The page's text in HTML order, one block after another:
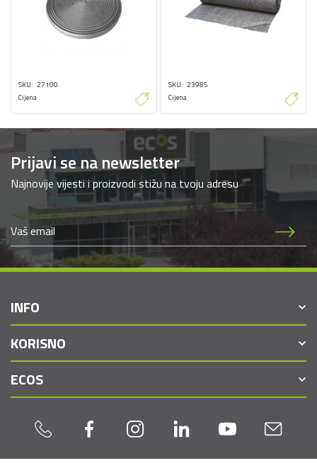
SKU 27100
Cijena
SKU 23985
Cijena
Prijavi se na newsletter
Najnovije vijesti i proizvodi stižu na tvoju adresu
INFO
KORISNO
ECOS